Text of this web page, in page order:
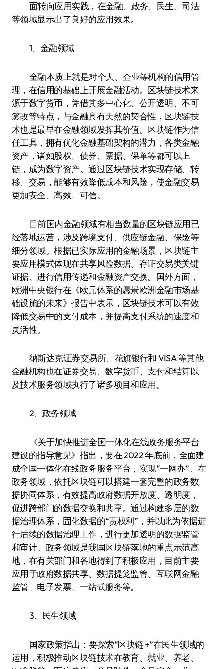
面转向应用实践，在金融、政务、民生、司法
等领域显示出了良好的应用效果。
1、金融领域
金融本质上就是对个人、企业等机构的信用管
理，在信用的基础上开展金融活动。区块链技术来
源于数字货币，凭借其多中心化、公开透明、不可
篡改等特点，与金融具有天然的契合性，区块链技
术也是最早在金融领域发挥其价值。区块链作为信
任工具，拥有优化金融基础架构的潜力，各类金融
资产，诸如股权、债券、票据、保单等都可以上
链，成为数字资产。通过区块链技术实现存储、转
移、交易，能够有效降低成本和风险，使金融交易
更加安全、高效、可信。
目前国内金融领域有相当数量的区块链应用已
经落地运营，涉及跨境支付、供应链金融、保险等
细分领域。根据已实际应用的金融场景，区块链主
要应用模式体现在共享风险数据、存证交易类关键
证据、进行信用传递和金融资产交换。国外方面，
欧洲中央银行在《欧元体系的愿景欧洲金融市场基
础设施的未来》报告中表示，区块链技术可以有效
降低交易中的支付成本，并提高支付系统的速度和
灵活性。
纳斯达克证券交易所、花旗银行和 VISA 等其他
金融机构也在证券交易、数字货币、支付和结算以
及技术服务领域执行了诸多项目和应用。
2、政务领域
《关于加快推进全国一体化在线政务服务平台
建设的指导意见》指出，要在 2022 年底前，全面建
成全国一体化在线政务服务平台，实现“一网办”。在
政务领域，依托区块链可以搭建一套完整的政务数
据协同体系，有效提高政府数据开放度、透明度，
促进跨部门的数据交换和共享。通过构建多层的数
据治理体系，固化数据的“责权利”，并以此为依据进
行后续的数据治理工作，进行更加透明的数据监管
和审计。政务领域是我国区块链落地的重点示范高
地，在有关部门和各地得到了积极应用，目前主要
应用于政府数据共享、数据提笼监管、互联网金融
监管、电子发票、一站式服务等。
3、民生领域
国家政策指出：要探索“区块链 +”在民生领域的
运用，积极推动区块链技术在教育、就业、养老、